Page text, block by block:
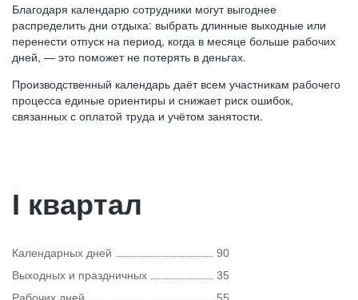
Благодаря календарю сотрудники могут выгоднее
распределить дни отдыха: выбрать длинные выходные или
перенести отпуск на период, когда в месяце больше рабочих
дней, — это поможет не потерять в деньгах.
Производственный календарь даёт всем участникам рабочего
процесса единые ориентиры и снижает риск ошибок,
связанных с оплатой труда и учётом занятости.
I квартал
Календарных дней
90
Выходных и праздничных
35